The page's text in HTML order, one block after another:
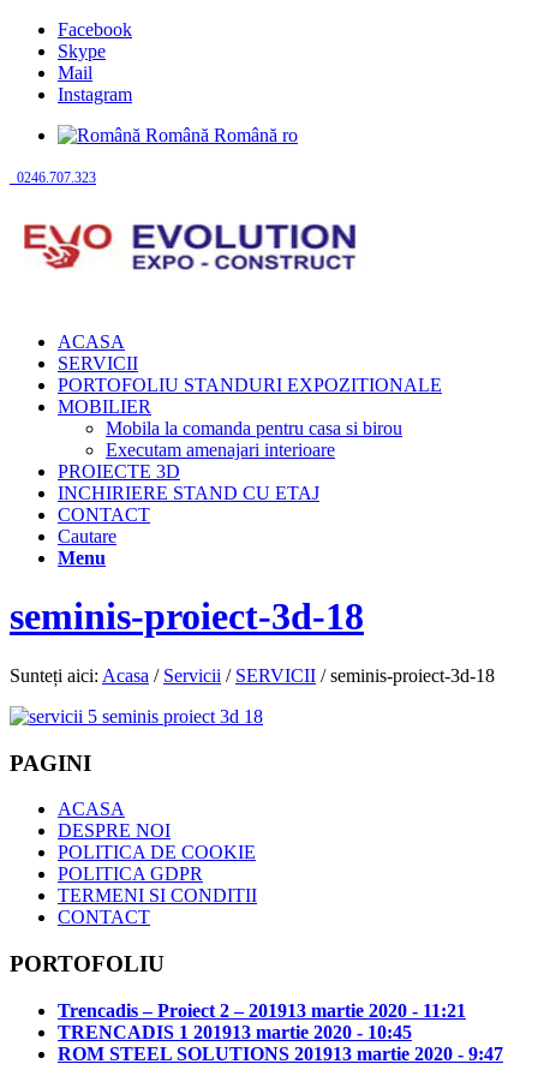
Facebook
Skype
Mail
Instagram
Română Română ro
0246.707.323
ACASA
SERVICII
PORTOFOLIU STANDURI EXPOZITIONALE
MOBILIER
Mobila la comanda pentru casa si birou
Executam amenajari interioare
PROIECTE 3D
INCHIRIERE STAND CU ETAJ
CONTACT
Cautare
Menu
seminis-proiect-3d-18
Sunteți aici: Acasa / Servicii / SERVICII / seminis-proiect-3d-18
PAGINI
ACASA
DESPRE NOI
POLITICA DE COOKIE
POLITICA GDPR
TERMENI SI CONDITII
CONTACT
PORTOFOLIU
Trencadis – Proiect 2 – 201913 martie 2020 - 11:21
TRENCADIS 1 201913 martie 2020 - 10:45
ROM STEEL SOLUTIONS 201913 martie 2020 - 9:47